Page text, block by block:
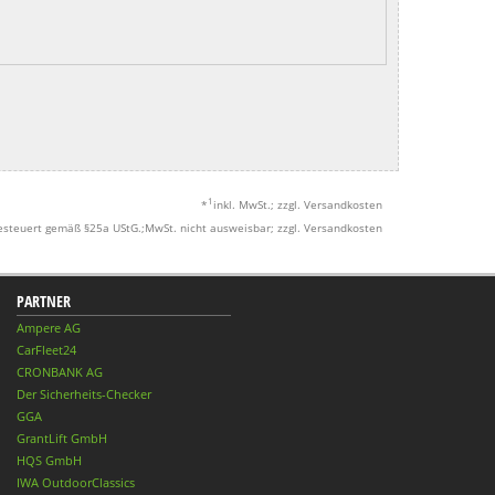
* 1 inkl. MwSt.; zzgl. Versandkosten
gemäß §25a UStG.;MwSt. nicht ausweisbar; zzgl. Versandkosten
PARTNER
Ampere AG
CarFleet24
CRONBANK AG
Der Sicherheits-Checker
GGA
GrantLift GmbH
HQS GmbH
IWA OutdoorClassics